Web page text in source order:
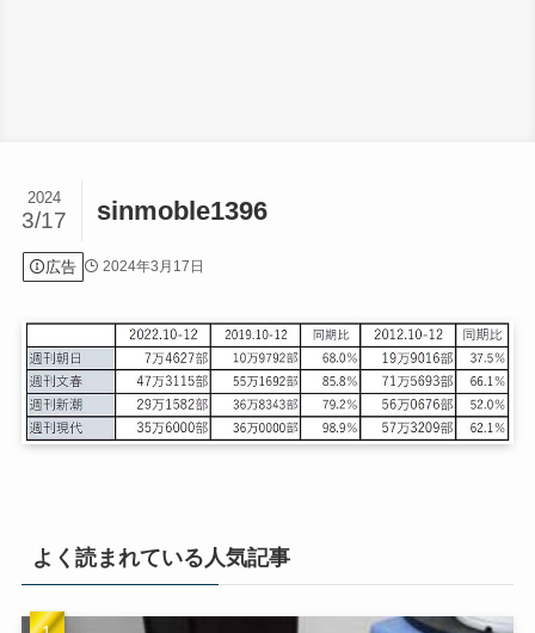
sinmoble1396
2024
3/17
広告 2024年3月17日
よく読まれている人気記事